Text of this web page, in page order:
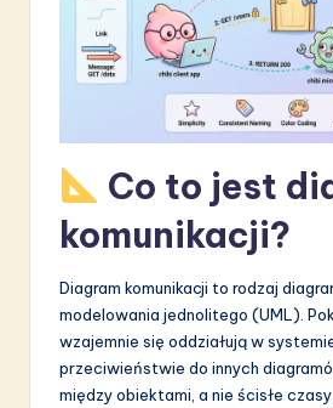
w
Co to jest
komunikacji?
Diagram komunikacji to rodzaj
modelowania jednolitego (UML).
wzajemnie się oddziałują w
przeciwieństwie do innych
między obiektami, a nie ścisłe